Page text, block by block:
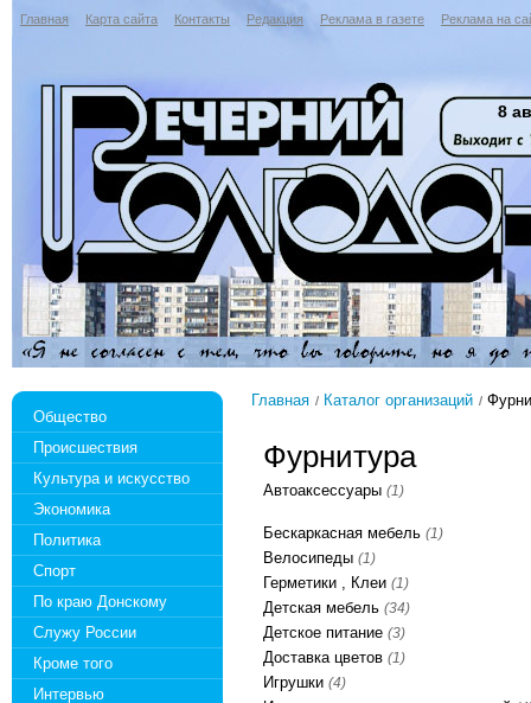
Главная Карта сайта Контакты Редакция Реклама в газете Реклама на
8
Общество
Происшествия
Культура и искусство
Экономика
Политика
Спорт
По краю Донскому
Служу России
Кроме того
Интервью
Главная Каталог организаций
Фурнитура
Автоаксессуары (1)
Бескаркасная мебель (1)
Велосипеды (1)
Герметики , Клеи (1)
Детская мебель (34)
Детское питание (3)
Доставка цветов (1)
Игрушки (4)